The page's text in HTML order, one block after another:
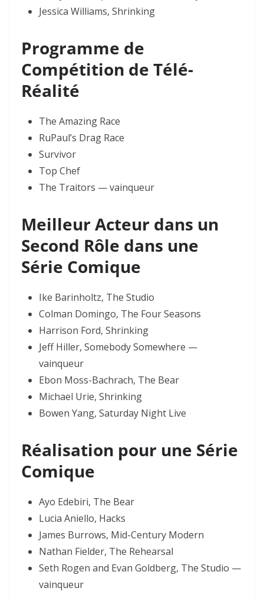
Jessica Williams, Shrinking
Programme de
Compétition de Télé-
Réalité
The Amazing Race
RuPaul’s Drag Race
Survivor
Top Chef
The Traitors — vainqueur
Meilleur Acteur dans un
Second Rôle dans une
Série Comique
Ike Barinholtz, The Studio
Colman Domingo, The Four Seasons
Harrison Ford, Shrinking
Jeff Hiller, Somebody Somewhere —
vainqueur
Ebon Moss-Bachrach, The Bear
Michael Urie, Shrinking
Bowen Yang, Saturday Night Live
Réalisation pour une Série
Comique
Ayo Edebiri, The Bear
Lucia Aniello, Hacks
James Burrows, Mid-Century Modern
Nathan Fielder, The Rehearsal
Seth Rogen and Evan Goldberg, The Studio —
vainqueur